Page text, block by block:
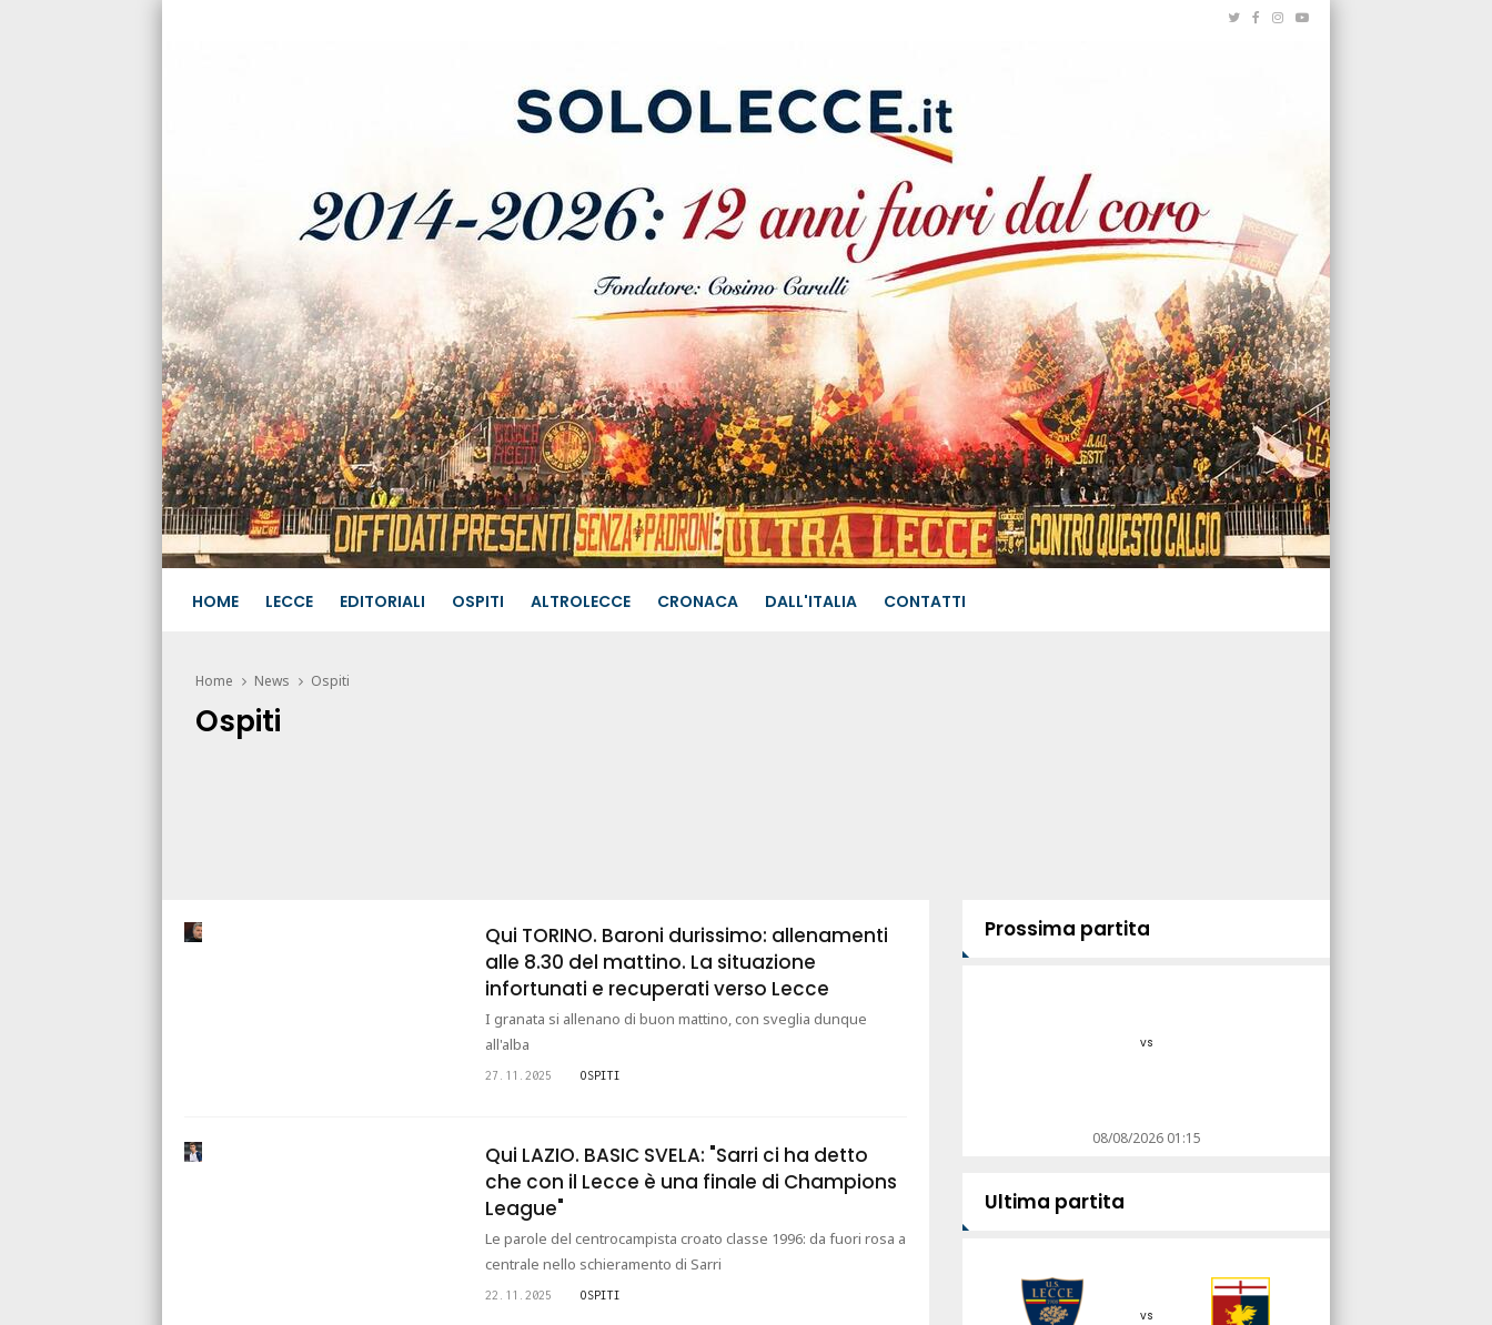
HOME LECCE EDITORIALI OSPITI ALTROLECCE CRONACA DALL'ITALIA CONTATTI
Home News Ospiti
Ospiti
Qui TORINO. Baroni durissimo: allenamenti
alle 8.30 del mattino. La situazione
infortunati e recuperati verso Lecce
I granata si allenano di buon mattino, con sveglia dunque
all'alba
27.11.2025 OSPITI
Qui LAZIO. BASIC SVELA: "Sarri ci ha detto
che con il Lecce è una finale di Champions
League"
Le parole del centrocampista croato classe 1996: da fuori rosa a
centrale nello schieramento di Sarri
22.11.2025 OSPITI
Prossima partita
vs
08/08/2026 01:15
Ultima partita
vs